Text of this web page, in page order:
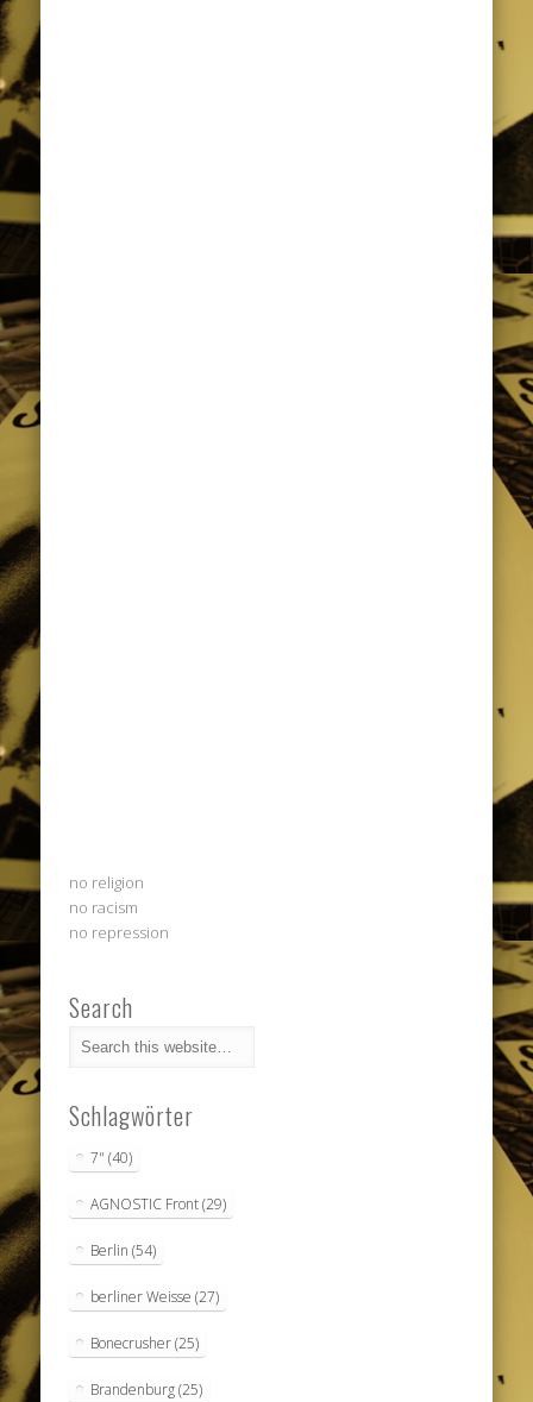
no religion
no racism
no repression
Search
Schlagwörter
7" (40)
AGNOSTIC Front(29)
Berlin (54)
berliner Weisse (27)
Bonecrusher(25)
Brandenburg(25)